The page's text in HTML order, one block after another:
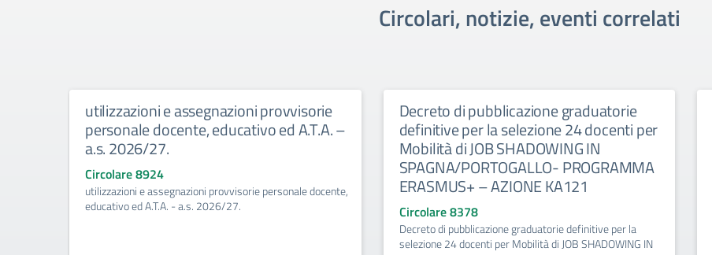
Circolari, notizie, eventi correlati
utilizzazioni e assegnazioni provvisorie
personale docente, educativo ed A.T.A. –
a.s. 2026/27.
Circolare 8924
utilizzazioni e assegnazioni provvisorie personale docente,
educativo ed A.T.A. - a.s. 2026/27.
Decreto di pubblicazione graduatorie
definitive per la selezione 24 docenti per
Mobilità di JOB SHADOWING IN
SPAGNA/PORTOGALLO- PROGRAMMA
ERASMUS+ – AZIONE KA121
Circolare 8378
Decreto di pubblicazione graduatorie definitive per la
selezione 24 docenti per Mobilità di JOB SHADOWING IN